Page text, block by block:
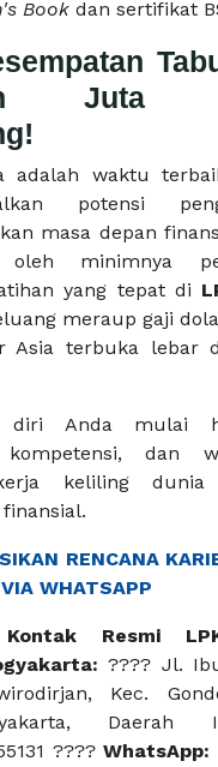
Book dan sertifikat
Juta
adalah waktu
potensi
masa depan
oleh minimnya
yang tepat di
meraup gaji
Asia terbuka lebar
diri Anda mulai
kompetensi, dan
keliling dunia
RENCANA
WHATSAPP
Kontak Resmi
???? Jl.
Kec.
Daerah
????WhatsApp: